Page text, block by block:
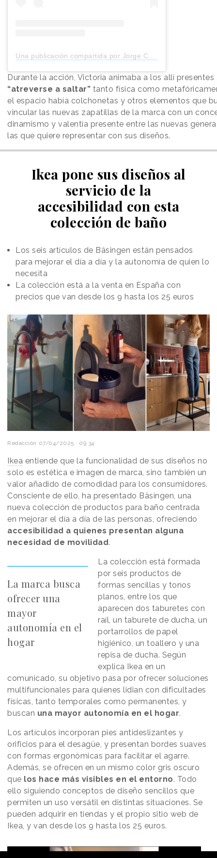
Una publicación compartida por Jorge Casanovas (@werlyb)
Durante la acción, Victoria animaba a los allí presentes
“atreverse a saltar” tanto física como
el espacio había colchonetas y otros elementos que
vincular las nuevas zapatillas de la marca con un
dinamismo y valentía presente entre las nuevas
las que quiere representar con sus diseños.
Ikea pone sus diseños al
servicio de la
accesibilidad con esta
colección de baño
Los seis artículos de Bäsingen están pensados
para mejorar el día a día y la autonomía de quien lo
necesita
La colección está a la venta en España con
precios que van desde los 9 hasta los 25 euros
Redacción 07/04/2025 · 09:34
Ikea entiende que la funcionalidad de sus diseños no
solo es estética e imagen de marca, sino también un
valor añadido de comodidad para los consumidores.
Consciente de ello, ha presentado Bäsingen, una
nueva colección de productos para baño centrada
en mejorar el día a día de las personas, ofreciendo
accesibilidad a quienes presentan alguna
necesidad de movilidad.
La marca busca
ofrecer una
mayor
autonomía en el
hogar
La colección está formada
por seis productos de
formas sencillas y tonos
planos, entre los que
aparecen dos taburetes con
raíl, un taburete de ducha, un
portarrollos de papel
higiénico, un toallero y una
repisa de ducha. Según
explica Ikea en un
comunicado, su objetivo pasa por ofrecer soluciones
multifuncionales para quienes lidian con dificultades
físicas, tanto temporales como permanentes, y
buscan una mayor autonomía en el hogar.
Los artículos incorporan pies antideslizantes y
orificios para el desagüe, y presentan bordes suaves
con formas ergonómicas para facilitar el agarre.
Además, se ofrecen en un mismo color gris oscuro
que los hace más visibles en el entorno. Todo
ello siguiendo conceptos de diseño sencillos que
permiten un uso versátil en distintas situaciones. Se
pueden adquirir en tiendas y el propio sitio web de
Ikea, y van desde los 9 hasta los 25 euros.